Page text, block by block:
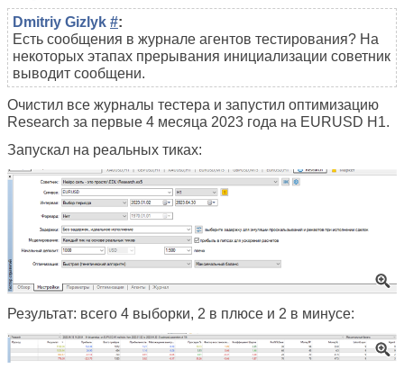
Dmitriy Gizlyk #:
Есть сообщения в журнале агентов тестирования? На
некоторых этапах прерывания инициализации советник
выводит сообщени.
Очистил все журналы тестера и запустил оптимизацию
Research за первые 4 месяца 2023 года на EURUSD H1.
Запускал на реальных тиках:
Результат: всего 4 выборки, 2 в плюсе и 2 в минусе: